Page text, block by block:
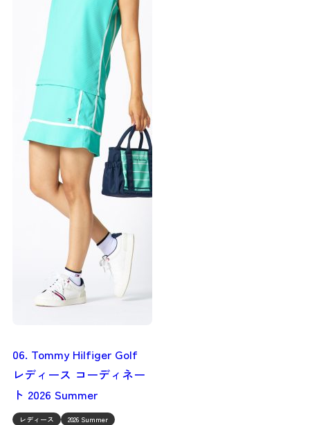
06. Tommy Hilfiger Golf
レディース コーディネー
ト 2026 Summer
レディース
2026 Summer